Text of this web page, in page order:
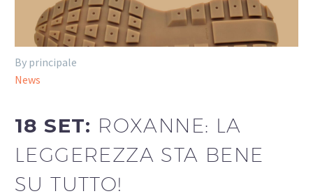
By principale
News
18 SET: ROXANNE: LA
LEGGEREZZA STA BENE
SU TUTTO!